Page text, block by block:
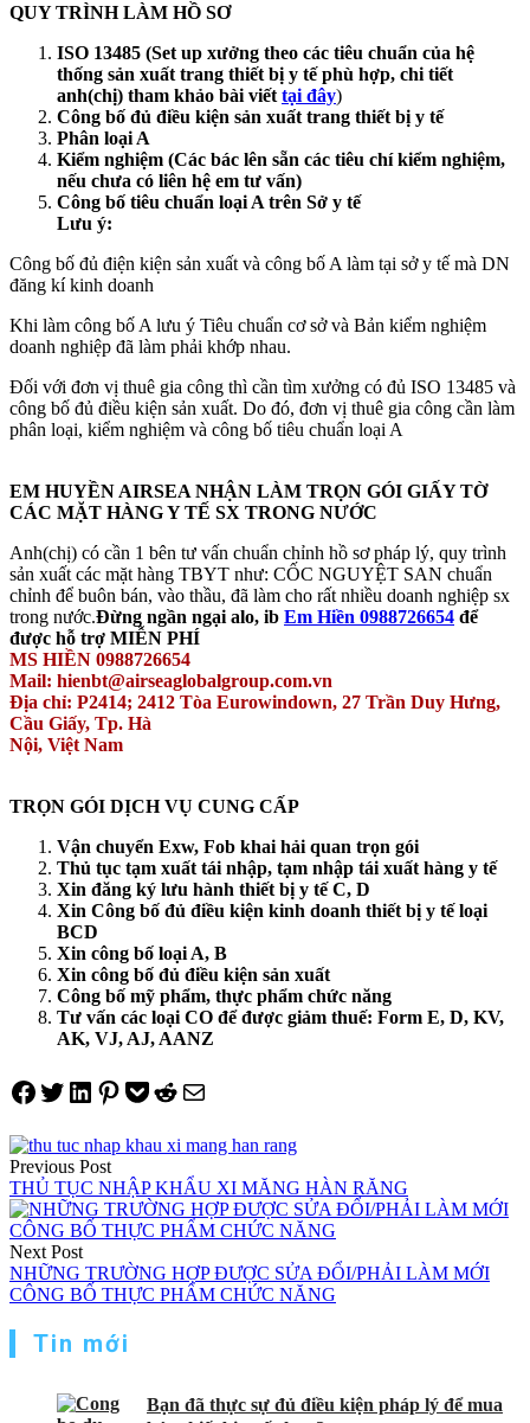
QUY TRÌNH LÀM HỒ SƠ
ISO 13485 (Set up xưởng theo các tiêu chuẩn của hệ
thống sản xuất trang thiết bị y tế phù hợp, chi tiết
anh(chị) tham khảo bài viết tại đây)
Công bố đủ điều kiện sản xuất trang thiết bị y tế
Phân loại A
Kiểm nghiệm (Các bác lên sẵn các tiêu chí kiểm nghiệm,
nếu chưa có liên hệ em tư vấn)
Công bố tiêu chuẩn loại A trên Sở y tế
Lưu ý:
Công bố đủ điện kiện sản xuất và công bố A làm tại sở y tế mà DN
đăng kí kinh doanh
Khi làm công bố A lưu ý Tiêu chuẩn cơ sở và Bản kiểm nghiệm
doanh nghiệp đã làm phải khớp nhau.
Đối với đơn vị thuê gia công thì cần tìm xưởng có đủ ISO 13485 và
công bố đủ điều kiện sản xuất. Do đó, đơn vị thuê gia công cần làm
phân loại, kiểm nghiệm và công bố tiêu chuẩn loại A
EM HUYỀN AIRSEA NHẬN LÀM TRỌN GÓI GIẤY TỜ
CÁC MẶT HÀNG Y TẾ SX TRONG NƯỚC
Anh(chị) có cần 1 bên tư vấn chuẩn chỉnh hồ sơ pháp lý, quy trình
sản xuất các mặt hàng TBYT như: CỐC NGUYỆT SAN chuẩn
chỉnh để buôn bán, vào thầu, đã làm cho rất nhiều doanh nghiệp sx
trong nước.Đừng ngần ngại alo, ib Em Hiền 0988726654 để
được hỗ trợ MIỄN PHÍ
MS HIỀN 0988726654
Mail: hienbt@airseaglobalgroup.com.vn
Địa chỉ: P2414; 2412 Tòa Eurowindown, 27 Trần Duy Hưng,
Cầu Giấy, Tp. Hà
Nội, Việt Nam
TRỌN GÓI DỊCH VỤ CUNG CẤP
Vận chuyển Exw, Fob khai hải quan trọn gói
Thủ tục tạm xuất tái nhập, tạm nhập tái xuất hàng y tế
Xin đăng ký lưu hành thiết bị y tế C, D
Xin Công bố đủ điều kiện kinh doanh thiết bị y tế loại
BCD
Xin công bố loại A, B
Xin công bố đủ điều kiện sản xuất
Công bố mỹ phẩm, thực phẩm chức năng
Tư vấn các loại CO để được giảm thuế: Form E, D, KV,
AK, VJ, AJ, AANZ
Share on Facebook
Tweet on Twitter
Share on LinkedIn
Pin on Pinterest
Save to pocket
Share on Reddit
Share via Email
Điều
hướng
bài
viết
Previous Post
THỦ TỤC NHẬP KHẨU XI MĂNG HÀN RĂNG
Next Post
NHỮNG TRƯỜNG HỢP ĐƯỢC SỬA ĐỔI/PHẢI LÀM MỚI
CÔNG BỐ THỰC PHẨM CHỨC NĂNG
Tin mới
Bạn đã thực sự đủ điều kiện pháp lý để mua